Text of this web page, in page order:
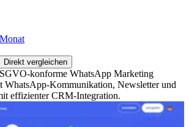
Direkt vergleichen
konforme WhatsApp Marketing
WhatsApp-Kommunikation, Newsletter und
effizienter CRM-Integration.